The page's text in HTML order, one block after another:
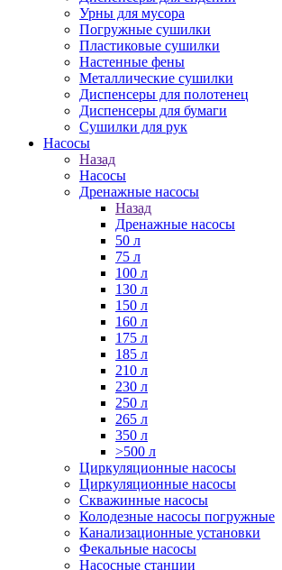
Урны для мусора
Погружные сушилки
Пластиковые сушилки
Настенные фены
Металлические сушилки
Диспенсеры для полотенец
Диспенсеры для бумаги
Сушилки для рук
Насосы
Назад
Насосы
Дренажные насосы
Назад
Дренажные насосы
50 л
75 л
100 л
130 л
150 л
160 л
175 л
185 л
210 л
230 л
250 л
265 л
350 л
>500 л
Циркуляционные насосы
Циркуляционные насосы
Скважинные насосы
Колодезные насосы погружные
Канализационные установки
Фекальные насосы
Насосные станции